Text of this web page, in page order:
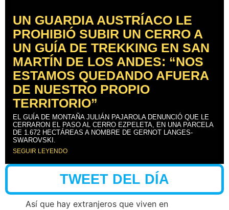
UN GUARDIA AUSTRÍACO LE
PROHIBIÓ SUBIR UN CERRO A
UN GUÍA DE TREKKING EN SAN
MARTÍN DE LOS ANDES: “NOS
ESTAMOS QUEDANDO AFUERA
DE NUESTRO PROPIO
TERRITORIO”
EL GUÍA DE MONTAÑA JULIÁN PAJAROLA DENUNCIÓ QUE LE
CERRARON EL PASO AL CERRO EZPELETA, EN UNA PARCELA
DE 1.672 HECTÁREAS A NOMBRE DE GERNOT LANGES-
SWAROVSKI.
SEGUIR LEYENDO
TWEET DEL DÍA
Así que hay extranjeros que viven en